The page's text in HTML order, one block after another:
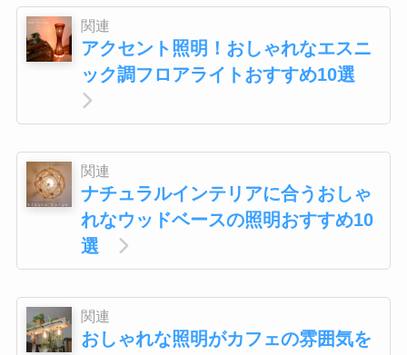
関連
アクセント照明！おしゃれなエスニ
ック調フロアライトおすすめ10選
関連
ナチュラルインテリアに合うおしゃ
れなウッドベースの照明おすすめ10
選
関連
おしゃれな照明がカフェの雰囲気を